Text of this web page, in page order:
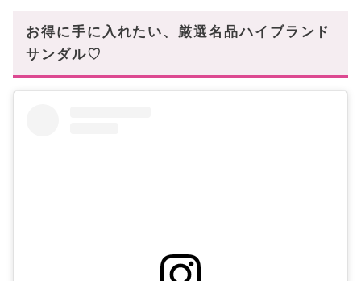
華麗なハイブランドサンダルはBUYMAで手に入
る!
お得に手に入れたい、厳選名品ハイブランド
サンダル♡